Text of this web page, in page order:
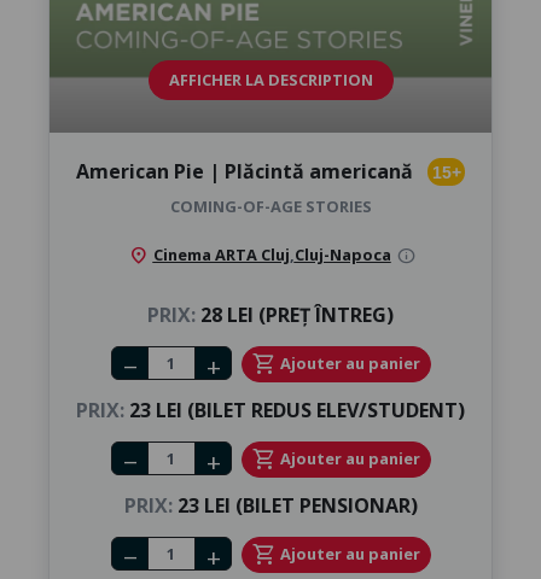
AFFICHER LA DESCRIPTION
American Pie | Plăcintă americană 15+
COMING-OF-AGE STORIES
location_on Cinema ARTA Cluj,Cluj-Napoca info
PRIX: 28 LEI (PREȚ ÎNTREG)
Number of tickets
remove add shopping_cart Ajouter au panier
PRIX: 23 LEI (BILET REDUS ELEV/STUDENT)
Number of tickets
remove add shopping_cart Ajouter au panier
PRIX:23 LEI (BILET PENSIONAR)
Number of tickets
remove add shopping_cart Ajouter au panier